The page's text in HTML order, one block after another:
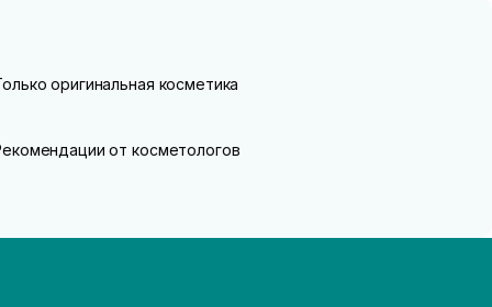
оригинальная косметика
от косметологов